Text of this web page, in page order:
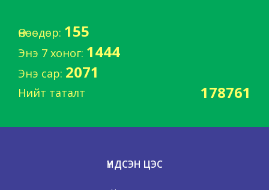
Өнөөдөр: 155
Энэ 7 хоног: 1444
Энэ сар: 2071
Нийт таталт 178761
ҮНДСЭН ЦЭС